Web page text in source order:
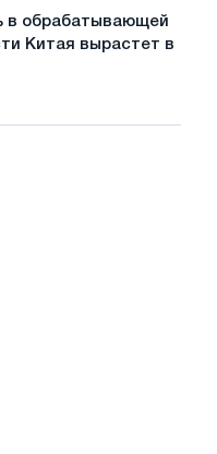
в обрабатывающей
Китая вырастет в